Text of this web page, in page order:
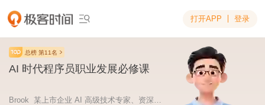
 打开APP 登录
总榜 第11名
AI 时代程序员职业发展必修课
Brook 某上市企业 AI 高级技术专家、资深架构师